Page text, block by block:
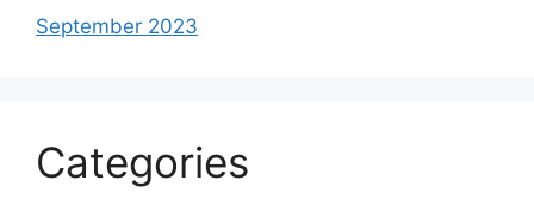
September 2023
Categories